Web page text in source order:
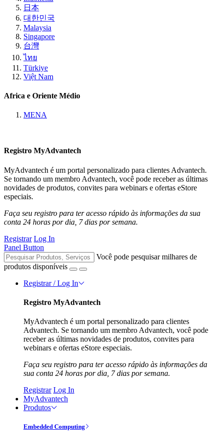
日本
대한민국
Malaysia
Singapore
台灣
ไทย
Türkiye
Việt Nam
Africa e Oriente Médio
MENA
Registro MyAdvantech
MyAdvantech é um portal personalizado para clientes Advantech.
Se tornando um membro Advantech, você pode receber as últimas
novidades de produtos, convites para webinars e ofertas eStore
especiais.
Faça seu registro para ter acesso rápido às informações da sua
conta 24 horas por dia, 7 dias por semana.
Registrar Log In
Panel Button
Você pode pesquisar milhares de
produtos disponíveis
Registrar / Log In
Registro MyAdvantech
MyAdvantech é um portal personalizado para clientes
Advantech. Se tornando um membro Advantech, você pode
receber as últimas novidades de produtos, convites para
webinars e ofertas eStore especiais.
Faça seu registro para ter acesso rápido às informações da
sua conta 24 horas por dia, 7 dias por semana.
Registrar Log In
MyAdvantech
Produtos
Embedded Computing